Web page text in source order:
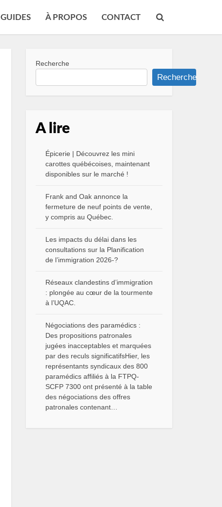
GUIDES À PROPOS CONTACT
Recherche
Recherche
A lire
Épicerie | Découvrez les mini
carottes québécoises, maintenant
disponibles sur le marché !
Frank and Oak annonce la
fermeture de neuf points de vente,
y compris au Québec.
Les impacts du délai dans les
consultations sur la Planification
de l’immigration 2026-?
Réseaux clandestins d’immigration
: plongée au cœur de la tourmente
à l’UQAC.
Négociations des paramédics :
Des propositions patronales
jugées inacceptables et marquées
par des reculs significatifsHier, les
représentants syndicaux des 800
paramédics affiliés à la FTPQ-
SCFP 7300 ont présenté à la table
des négociations des offres
patronales contenant…